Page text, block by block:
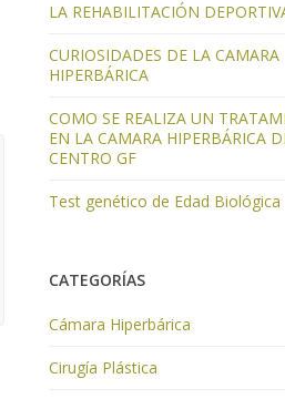
LA REHABILITACIÓN
CURIOSIDADES DE LA CAMARA
HIPERBÁRICA
COMO SE REALIZA UN
EN LA CAMARA HIPERBÁRICA
CENTRO GF
Test genético de Edad Biológica
CATEGORÍAS
Cámara Hiperbárica
Cirugía Plástica